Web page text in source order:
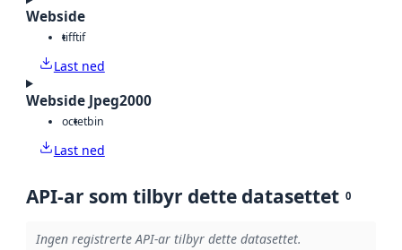
Webside
tifftif
Last ned
Webside Jpeg2000
octetbin
Last ned
API-ar som tilbyr dette datasettet 0
Ingen registrerte API-ar tilbyr dette datasettet.